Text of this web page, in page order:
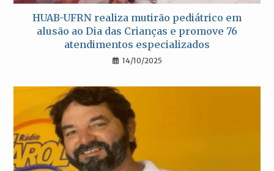
HUAB-UFRN realiza mutirão pediátrico em
alusão ao Dia das Crianças e promove 76
atendimentos especializados
14/10/2025